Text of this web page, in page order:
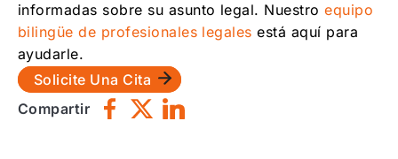
informadas sobre su asunto legal. Nuestroequipo
bilingüe de profesionales legales está aquí para
ayudarle.
Solicite Una Cita
Compartir